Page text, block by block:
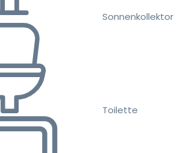
Sonnenkollektor
Toilette